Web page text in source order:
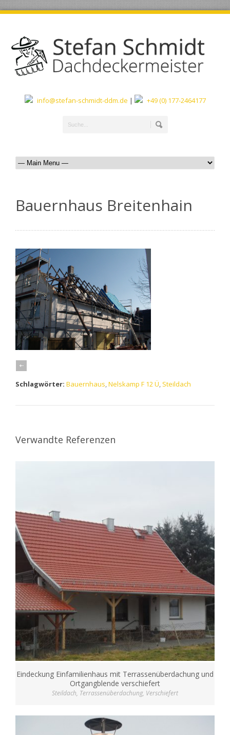
info@stefan-schmidt-ddm.de | +49 (0) 177-2464177
Bauernhaus Breitenhain
Schlagwörter: Bauernhaus,Nelskamp F 12 Ü, Steildach
Verwandte Referenzen
Eindeckung Einfamilienhaus mit Terrassenüberdachung und
Ortgangblende verschiefert
Steildach, Terrassenüberdachung, Verschiefert